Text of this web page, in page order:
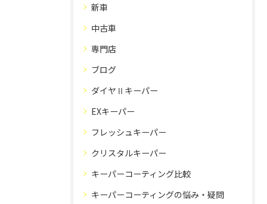
新車
中古車
専門店
ブログ
ダイヤⅡキーパー
EXキーパー
フレッシュキーパー
クリスタルキーパー
キーパーコーティング比較
キーパーコーティングの悩み・疑問